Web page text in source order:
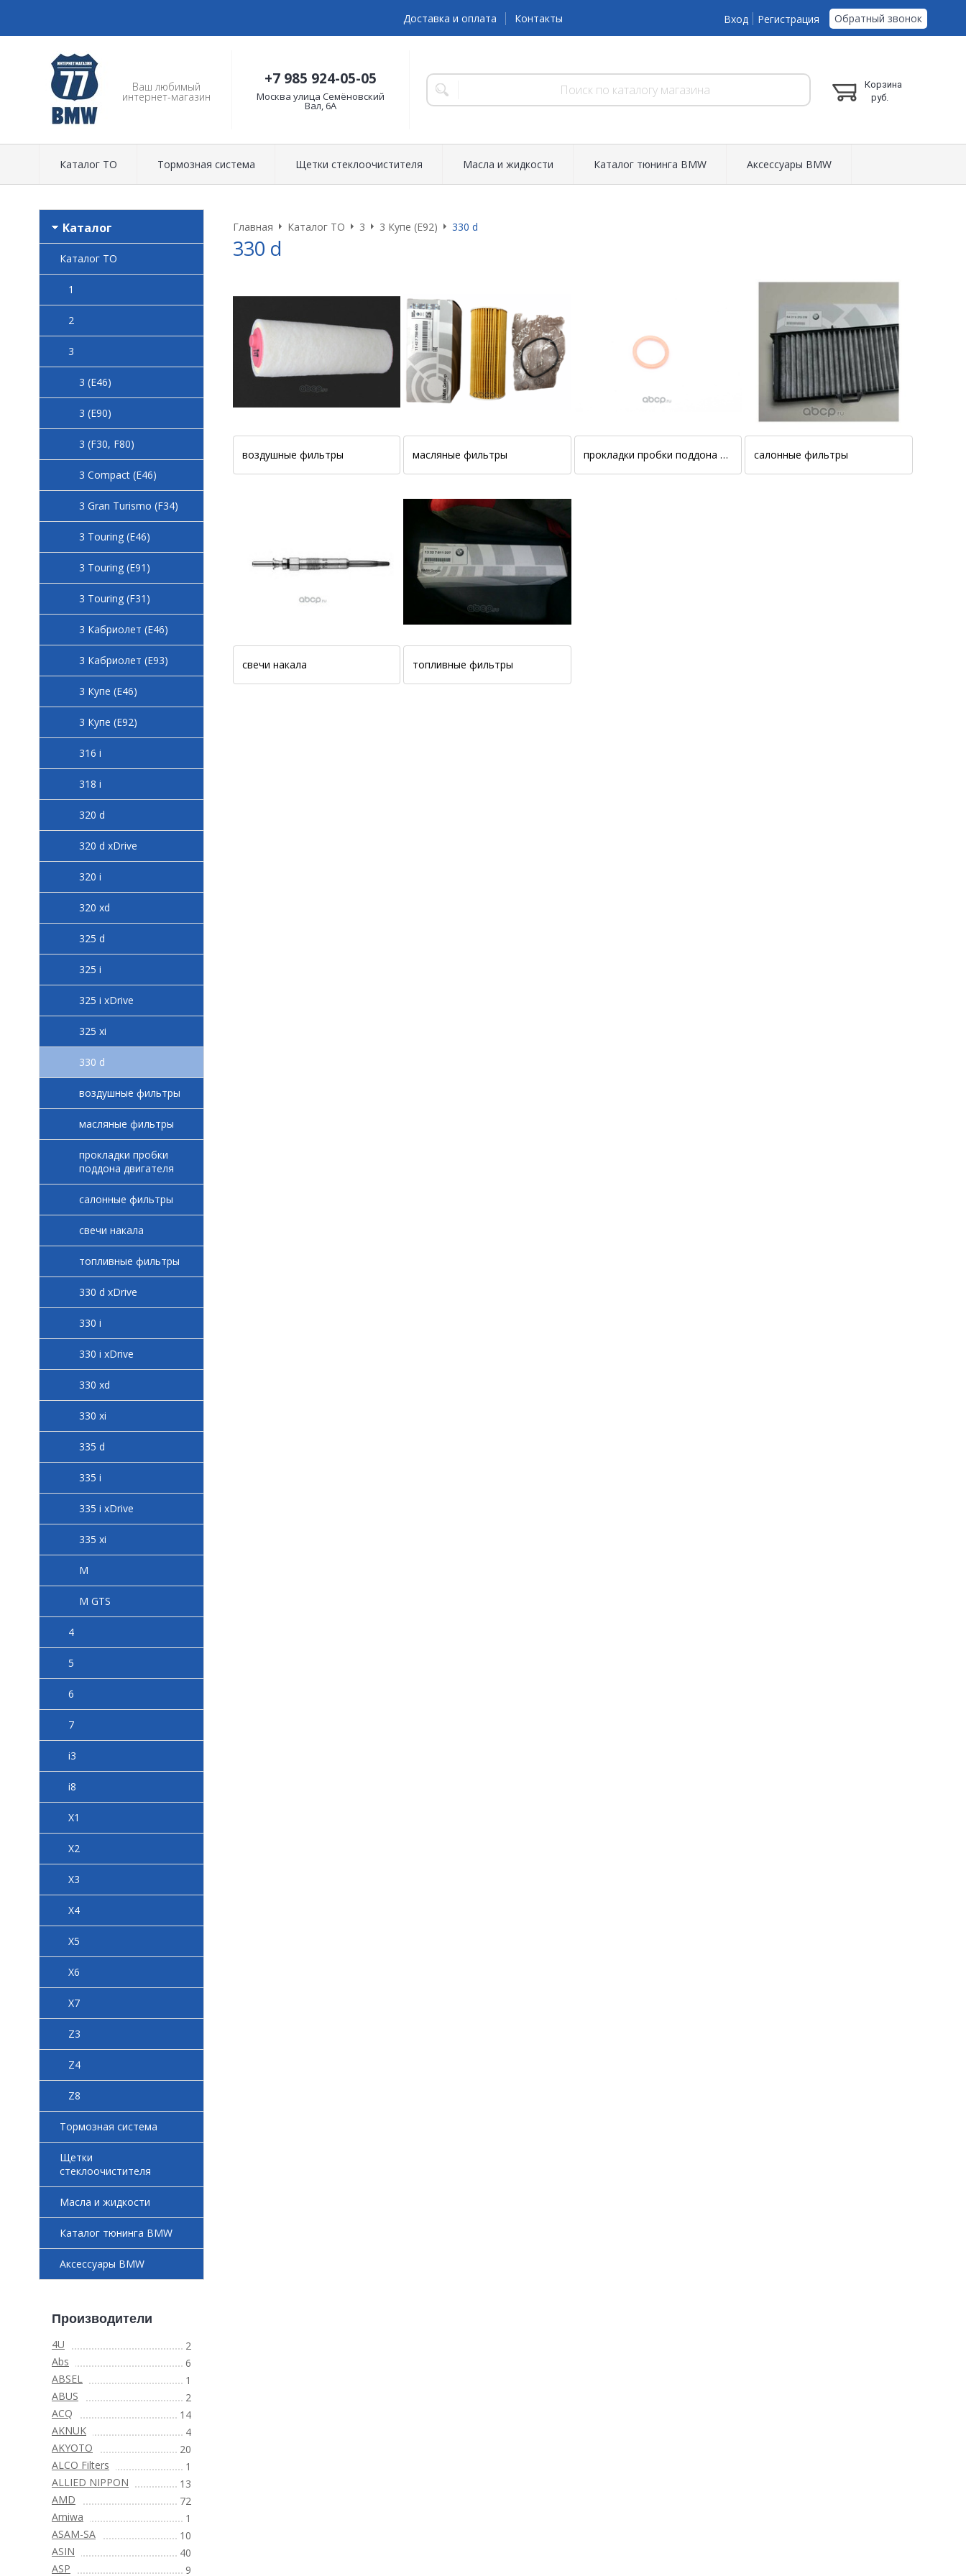
Доставка и оплата Контакты Вход Регистрация Обратный звонок
Ваш любимый
интернет-магазин
+7 985 924-05-05
Москва улица Семёновский
Вал, 6А
Корзина
руб.
Каталог ТО Тормозная система Щетки стеклоочистителя Масла и жидкости Каталог тюнинга BMW Аксессуары BMW
Каталог
Каталог ТО
1
2
3
3 (E46)
3 (E90)
3 (F30, F80)
3 Compact (E46)
3 Gran Turismo (F34)
3 Touring (E46)
3 Touring (E91)
3 Touring (F31)
3 Кабриолет (E46)
3 Кабриолет (E93)
3 Купе (E46)
3 Купе (E92)
316 i
318 i
320 d
320 d xDrive
320 i
320 xd
325 d
325 i
325 i xDrive
325 xi
330 d
воздушные фильтры
масляные фильтры
прокладки пробки
поддона двигателя
салонные фильтры
свечи накала
топливные фильтры
330 d xDrive
330 i
330 i xDrive
330 xd
330 xi
335 d
335 i
335 i xDrive
335 xi
M
M GTS
4
5
6
7
i3
i8
X1
X2
X3
X4
X5
X6
X7
Z3
Z4
Z8
Тормозная система
Щетки
стеклоочистителя
Масла и жидкости
Каталог тюнинга BMW
Аксессуары BMW
Производители
4U
2
Abs
6
ABSEL
1
ABUS
2
ACQ
14
AKNUK
4
AKYOTO
20
ALCO Filters
1
ALLIED NIPPON
13
AMD
72
Amiwa
1
ASAM-SA
10
ASIN
40
ASP
9
Главная Каталог ТО 3 3 Купе (E92) 330 d
330 d
воздушные фильтры масляные фильтры прокладки пробки поддона двигателя салонные фильтры
свечи накала топливные фильтры